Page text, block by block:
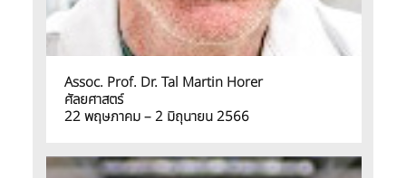
Assoc. Prof. Dr. Tal Martin Horer
ศัลยศาสตร์
22 พฤษภาคม – 2 มิถุนายน 2566